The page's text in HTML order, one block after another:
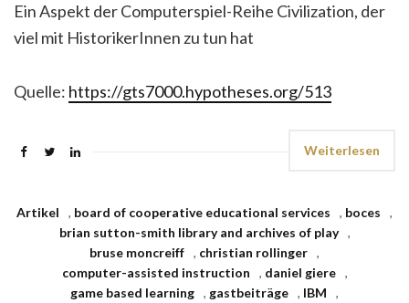
Ein Aspekt der Computerspiel-Reihe Civilization, der
viel mit HistorikerInnen zu tun hat
Quelle: https://gts7000.hypotheses.org/513
Weiterlesen
Artikel , board of cooperative educational services , boces
,
brian sutton-smith library and archives of play
,
bruse moncreiff , christian rollinger ,
computer-assisted instruction
, daniel giere
,
game based learning , gastbeiträge , IBM
,